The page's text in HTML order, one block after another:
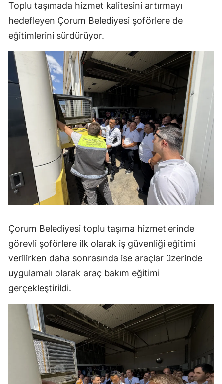
Erzurum
Gaziantep
Giresun
Gümüşhane
Hakkari
Hatay
Isparta
Mersin
İstanbul
Kastamonu
Kayseri
Kırşehir
Kocaeli
Konya
Kütahya
Toplu taşımada hizmet kalitesini artırmayı
hedefleyen Çorum Belediyesi şoförlere de
eğitimlerini sürdürüyor.
Çorum Belediyesi toplu taşıma hizmetlerinde
görevli şoförlere ilk olarak iş güvenliği eğitimi
verilirken daha sonrasında ise araçlar üzerinde
uygulamalı olarak araç bakım eğitimi
gerçekleştirildi.